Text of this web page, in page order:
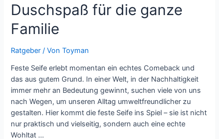
Duschspaß für die ganze
Familie
Ratgeber / VonToyman
Feste Seife erlebt momentan ein echtes Comeback und
das aus gutem Grund. In einer Welt, in der Nachhaltigkeit
immer mehr an Bedeutung gewinnt, suchen viele von uns
nach Wegen, um unseren Alltag umweltfreundlicher zu
gestalten. Hier kommt die feste Seife ins Spiel – sie ist nicht
nur praktisch und vielseitig, sondern auch eine echte
Wohltat …